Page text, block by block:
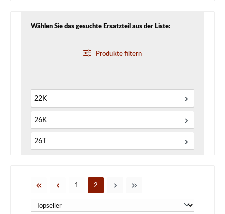
Wählen Sie das gesuchte Ersatzteil aus der Liste:
Produkte filtern
22K
26K
26T
Seite
1 Seite
2